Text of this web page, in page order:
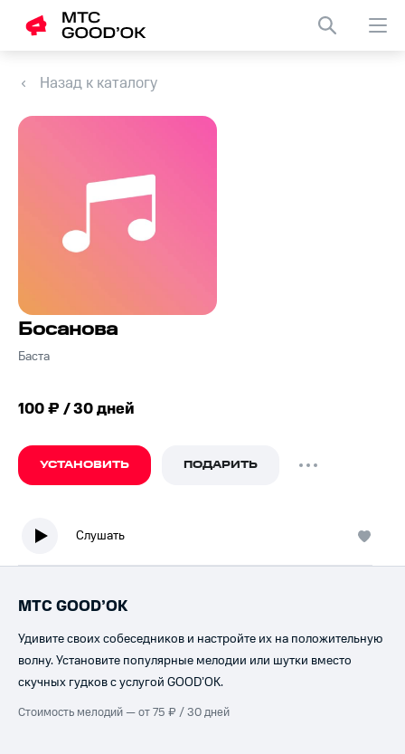
Назад к каталогу
Босанова
Баста
100 ₽ / 30 дней
УСТАНОВИТЬ ПОДАРИТЬ
Слушать
МТС GOOD’OK
Удивите своих собеседников и настройте их на положительную
волну. Установите популярные мелодии или шутки вместо
скучных гудков с услугой GOOD’OK.
Стоимость мелодий — от 75 ₽ / 30 дней